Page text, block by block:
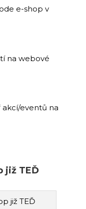
e-shop v
na webové
eventů na
již TEĎ